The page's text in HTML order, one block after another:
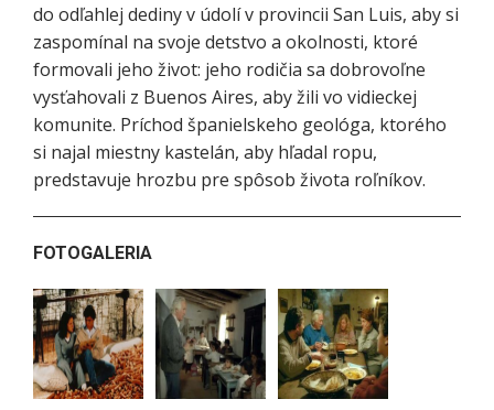
do odľahlej dediny v údolí v provincii San Luis, aby si
zaspomínal na svoje detstvo a okolnosti, ktoré
formovali jeho život: jeho rodičia sa dobrovoľne
vysťahovali z Buenos Aires, aby žili vo vidieckej
komunite. Príchod španielskeho geológa, ktorého
si najal miestny kastelán, aby hľadal ropu,
predstavuje hrozbu pre spôsob života roľníkov.
FOTOGALERIA